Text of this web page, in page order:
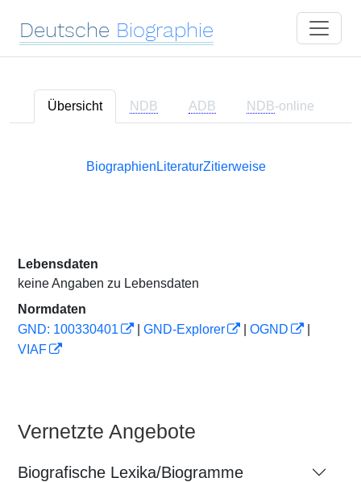
Deutsche Biographie
Übersicht NDB ADB NDB-online
Biographien LiteraturZitierweise
Lebensdaten
keine Angaben zu Lebensdaten
Normdaten
GND: 100330401
GND-Explorer OGND
VIAF
Vernetzte Angebote
Biografische Lexika/Biogramme